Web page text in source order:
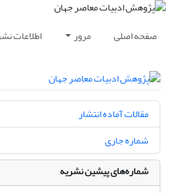
صفحه اصلی مرور اطلاعات
مقالات آماده انتشار
شماره جاری
شماره‌های پیشین نشریه